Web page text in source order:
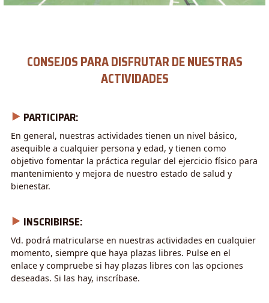
CONSEJOS PARA DISFRUTAR DE NUESTRAS
ACTIVIDADES
⯈ PARTICIPAR:
En general, nuestras actividades tienen un nivel básico,
asequible a cualquier persona y edad, y tienen como
objetivo fomentar la práctica regular del ejercicio físico para
mantenimiento y mejora de nuestro estado de salud y
bienestar.
⯈ INSCRIBIRSE:
Vd. podrá matricularse en nuestras actividades en cualquier
momento, siempre que haya plazas libres. Pulse en el
enlace y compruebe si hay plazas libres con las opciones
deseadas. Si las hay, inscríbase.